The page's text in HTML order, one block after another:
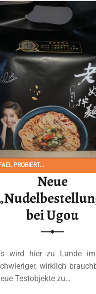
Ganzes Review lesen “#1970:
PROBIERT...
Neue
bei Ugou
wird hier zu Lande
wirklich
Testobjekte zu…